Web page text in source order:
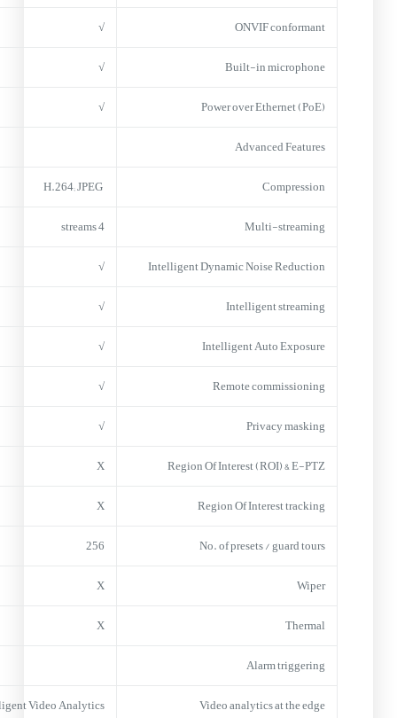
ONVIF conformant
√
Built-in microphone
√
Power over Ethernet (PoE)
√
Advanced Features
Compression
Multi-streaming
4 streams
Intelligent Dynamic Noise Reduction
√
Intelligent streaming
√
Intelligent Auto Exposure
√
Remote commissioning
√
Privacy masking
√
Region Of Interest (ROI) & E-PTZ
X
Region Of Interest tracking
X
No. of presets / guard tours
256
Wiper
X
Thermal
X
Alarm triggering
Video analytics at the edge
Video Analytics